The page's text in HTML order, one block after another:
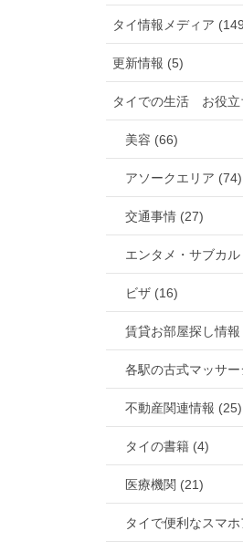
タイ情報メディア
更新情報 (5)
タイでの生活 お役立
美容 (66)
アソークエリア (74)
交通事情 (27)
エンタメ・サブカ
ビザ (16)
賃貸お部屋探し情
各駅の古式マッサ
不動産関連情報 (25)
タイの書籍 (4)
医療機関 (21)
タイで便利なスマ